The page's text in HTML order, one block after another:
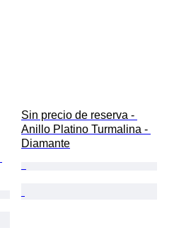
Sin precio de reserva -
Anillo Platino Turmalina -
Diamante